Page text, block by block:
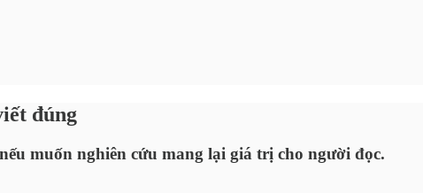
đúng
muốn nghiên cứu mang lại giá trị cho người đọc.